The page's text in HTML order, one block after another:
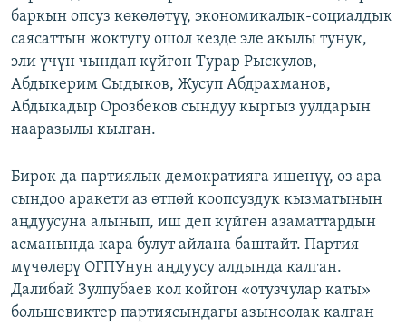
баркын опсуз көкөлөтүү, экономикалык-социалдык
саясаттын жоктугу ошол кезде эле акылы тунук,
эли үчүн чындап күйгөн Турар Рыскулов,
Абдыкерим Сыдыков, Жусуп Абдрахманов,
Абдыкадыр Орозбеков сындуу кыргыз уулдарын
нааразылы кылган.
Бирок да партиялык демократияга ишенүү, өз ара
сындоо аракети аз өтпөй коопсуздук кызматынын
аңдуусуна алынып, иш деп күйгөн азаматтардын
асманында кара булут айлана баштайт. Партия
мүчөлөрү ОГПУнун аңдуусу алдында калган.
Далибай Зулпубаев кол койгон «отузчулар каты»
большевиктер партиясындагы азыноолак калган